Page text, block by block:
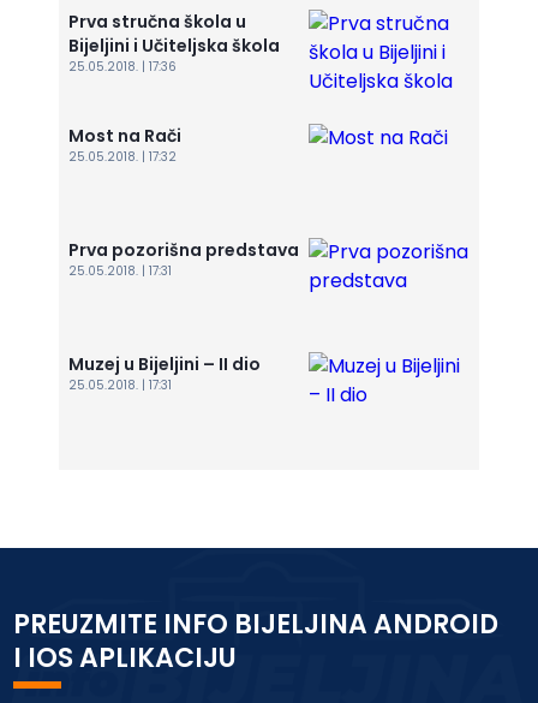
Prva stručna škola u
Bijeljini i Učiteljska škola
25.05.2018. | 17:36
Most na Rači
25.05.2018. | 17:32
Prva pozorišna predstava
25.05.2018. | 17:31
Muzej u Bijeljini – II dio
25.05.2018. | 17:31
PREUZMITE INFO BIJELJINA ANDROID
I IOS APLIKACIJU